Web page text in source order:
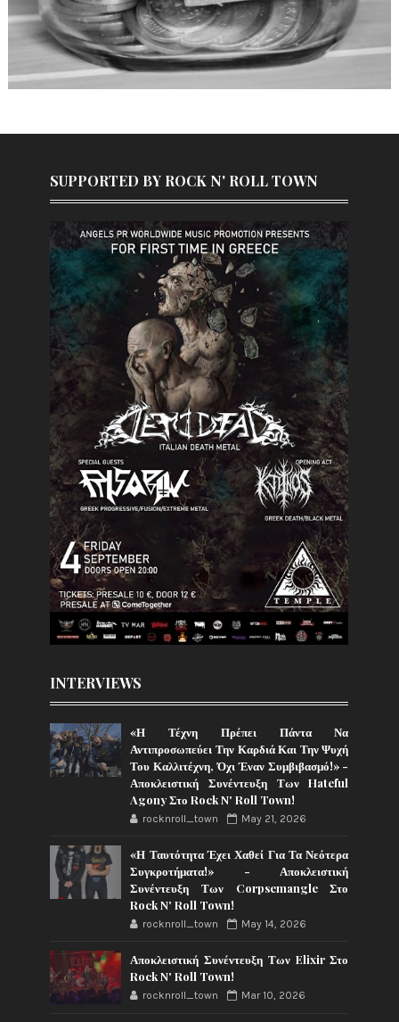
SUPPORTED BY ROCK N' ROLL TOWN
INTERVIEWS
«Η Τέχνη Πρέπει Πάντα Να
Αντιπροσωπεύει Την Καρδιά Και Την Ψυχή
Του Καλλιτέχνη, Όχι Έναν Συμβιβασμό!» -
Αποκλειστική Συνέντευξη Των Hateful
Agony Στο Rock N' Roll Town!
rocknroll_town May 21, 2026
«Η Ταυτότητα Έχει Χαθεί Για Τα Νεότερα
Συγκροτήματα!» - Αποκλειστική
Συνέντευξη Των Corpsemangle Στο
Rock N' Roll Town!
rocknroll_town May 14, 2026
Αποκλειστική Συνέντευξη Των Elixir Στο
Rock N' Roll Town!
rocknroll_town Mar 10, 2026